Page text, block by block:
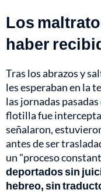
Los
haber
Tras los abrazos y
les esperaban en la
las jornadas
flotilla fue
señalaron,
antes de ser
un "proceso
deportados sin
hebreo, sin